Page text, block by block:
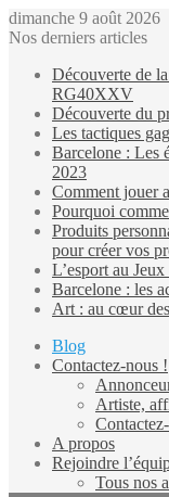
dimanche 9 août 2026
Nos derniers articles
Découverte de
RG40XXV
Découverte du
Les tactiques
Barcelone : Les
2023
Comment jouer
Pourquoi
Produits
pour créer vos
L’esport au
Barcelone : les
Art : au cœur
Blog
Contactez-nous !
Artiste,
A propos
Rejoindre
Tous nos